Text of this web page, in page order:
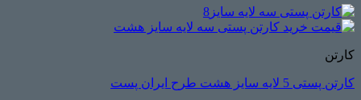
کارتن
کارتن پستی 5 لایه سایز هشت طرح ایران پست